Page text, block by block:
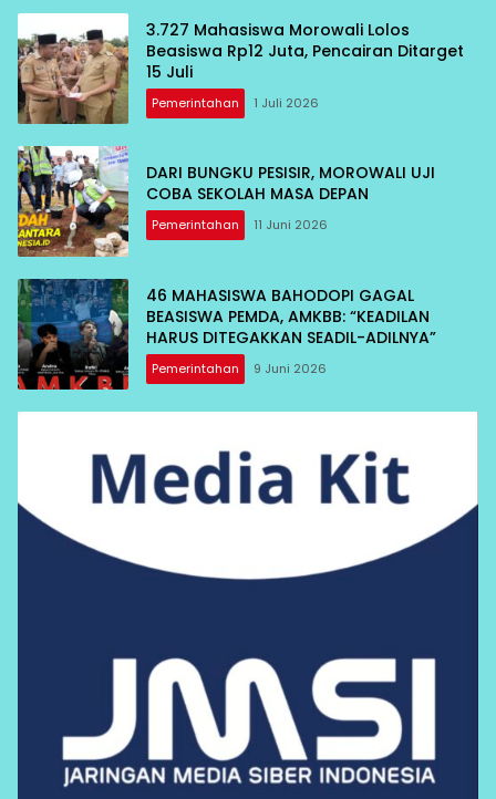
3.727 Mahasiswa Morowali Lolos
Beasiswa Rp12 Juta, Pencairan Ditarget
15 Juli
Pemerintahan 1 Juli 2026
DARI BUNGKU PESISIR, MOROWALI UJI
COBA SEKOLAH MASA DEPAN
Pemerintahan 11 Juni 2026
46 MAHASISWA BAHODOPI GAGAL
BEASISWA PEMDA, AMKBB: “KEADILAN
HARUS DITEGAKKAN SEADIL-ADILNYA”
Pemerintahan 9 Juni 2026